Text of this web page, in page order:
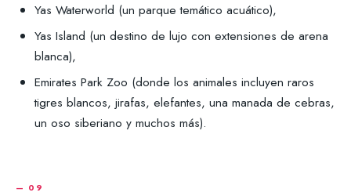
Yas Waterworld (un parque temático acuático),
Yas Island (un destino de lujo con extensiones de arena
blanca),
Emirates Park Zoo (donde los animales incluyen raros
tigres blancos, jirafas, elefantes, una manada de cebras,
un oso siberiano y muchos más).